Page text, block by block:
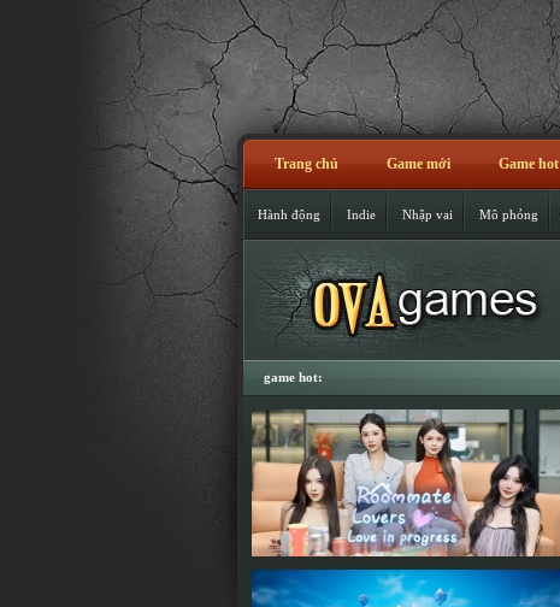
Trang chủ Game mới Game hot
Hành động Indie Nhập vai Mô phỏng
game hot: